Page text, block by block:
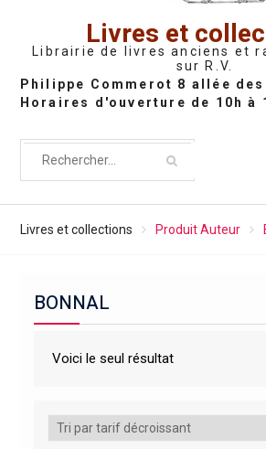
Livres et
Librairie de livres anciens et
sur R.V.
Livres et collections Produit Auteur
BONNAL
Voici le seul résultat